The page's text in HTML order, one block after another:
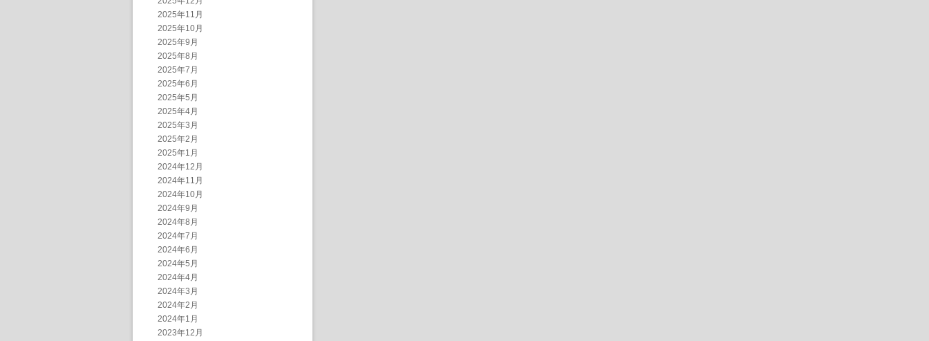
2025年11月
2025年10月
2025年9月
2025年8月
2025年7月
2025年6月
2025年5月
2025年4月
2025年3月
2025年2月
2025年1月
2024年12月
2024年11月
2024年10月
2024年9月
2024年8月
2024年7月
2024年6月
2024年5月
2024年4月
2024年3月
2024年2月
2024年1月
2023年12月